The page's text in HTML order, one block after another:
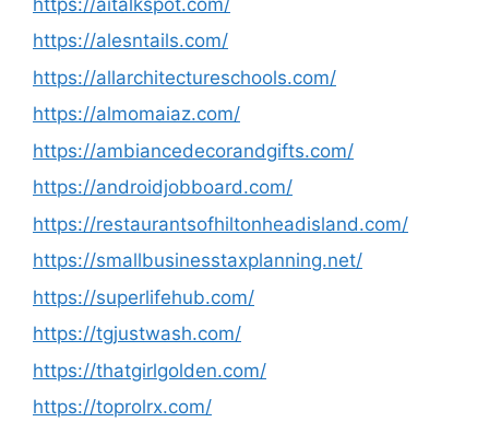
https://alesntails.com/
https://allarchitectureschools.com/
https://almomaiaz.com/
https://ambiancedecorandgifts.com/
https://androidjobboard.com/
https://restaurantsofhiltonheadisland.com/
https://smallbusinesstaxplanning.net/
https://superlifehub.com/
https://tgjustwash.com/
https://thatgirlgolden.com/
https://toprolrx.com/